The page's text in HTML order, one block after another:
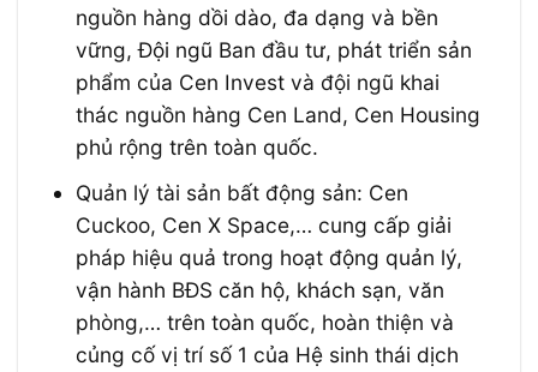
nguồn hàng dồi dào, đa dạng và bền
vững, Đội ngũ Ban đầu tư, phát triển sản
phẩm của Cen Invest và đội ngũ khai
thác nguồn hàng Cen Land, Cen Housing
phủ rộng trên toàn quốc.
Quản lý tài sản bất động sản: Cen
Cuckoo, Cen X Space,… cung cấp giải
pháp hiệu quả trong hoạt động quản lý,
vận hành BĐS căn hộ, khách sạn, văn
phòng,… trên toàn quốc, hoàn thiện và
củng cố vị trí số 1 của Hệ sinh thái dịch